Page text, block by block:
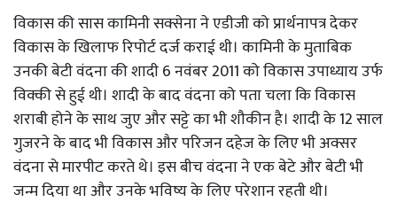
विकास की सास कामिनी सक्सेना ने एडीजी को प्रार्थनापत्र देकर
विकास के खिलाफ रिपोर्ट दर्ज कराई थी। कामिनी के मुताबिक
उनकी बेटी वंदना की शादी 6 नवंबर 2011 को विकास उपाध्याय उर्फ
विक्की से हुई थी। शादी के बाद वंदना को पता चला कि विकास
शराबी होने के साथ जुए और सट्टे का भी शौकीन है। शादी के 12 साल
गुजरने के बाद भी विकास और परिजन दहेज के लिए भी अक्सर
वंदना से मारपीट करते थे। इस बीच वंदना ने एक बेटे और बेटी भी
जन्म दिया था और उनके भविष्य के लिए परेशान रहती थी।